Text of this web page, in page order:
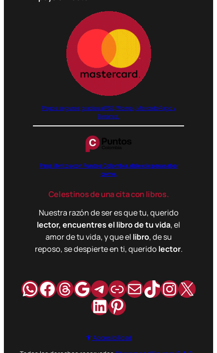
Pagos seguros gracias a PSE, Wompi, MercadoPago y
Binance.
Paga libritos con Puntos Colombia, dale clic para saber
cómo.
Celestinos de una cita con libros.
Nuestra razón de ser es que tu, querido
lector, encuentres el libro de tu vida, el
amor de tu vida, y que el libro, de su
reposo, se despierte en ti, querido lector.
WhatsApp
Facebook
Hilos
Google
Telegram
Enlace
Correo
TikTok
X
LinkedIn
Pinterest
Accesibilidad